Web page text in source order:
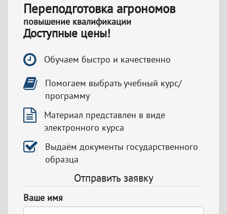
Переподготовка агрономов
повышение квалификации
Доступные цены!
Обучаем быстро и качественно
Помогаем выбрать учебный курс/
программу
Материал представлен в виде
электронного курса
Выдаём документы государственного
образца
Отправить заявку
Ваше имя